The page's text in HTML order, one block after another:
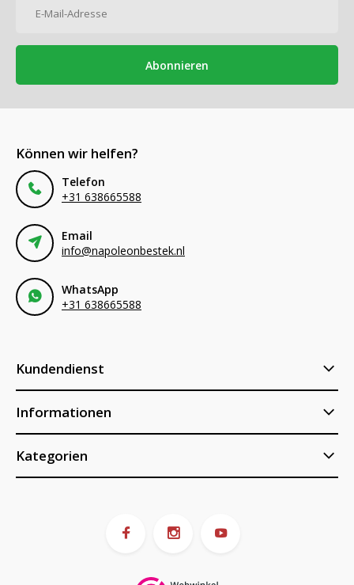
Abonnieren
Können wir helfen?
Telefon
+31 638665588
Email
info@napoleonbestek.nl
WhatsApp
+31 638665588
Kundendienst
Informationen
Kategorien